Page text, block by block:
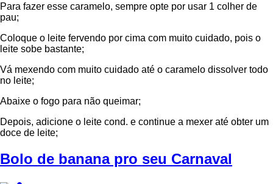
Para fazer esse caramelo, sempre opte por usar 1 colher de
pau;
Coloque o leite fervendo por cima com muito cuidado, pois o
leite sobe bastante;
Vá mexendo com muito cuidado até o caramelo dissolver todo
no leite;
Abaixe o fogo para não queimar;
Depois, adicione o leite cond. e continue a mexer até obter um
doce de leite;
Bolo de banana pro seu Carnaval